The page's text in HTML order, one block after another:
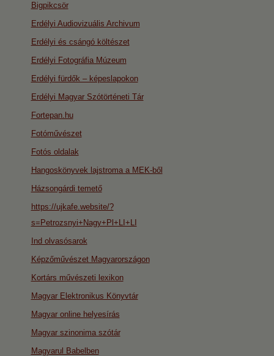
Bigpikcsör
Erdélyi Audiovizuális Archivum
Erdélyi és csángó költészet
Erdélyi Fotográfia Múzeum
Erdélyi fürdők – képeslapokon
Erdélyi Magyar Szótörténeti Tár
Fortepan.hu
Fotóművészet
Fotós oldalak
Hangoskönyvek lajstroma a MEK-ből
Házsongárdi temető
https://ujkafe.website/?
s=Petrozsnyi+Nagy+Pl+LI+LI
Ind olvasósarok
Képzőművészet Magyarországon
Kortárs művészeti lexikon
Magyar Elektronikus Könyvtár
Magyar online helyesírás
Magyar szinonima szótár
Magyarul Babelben